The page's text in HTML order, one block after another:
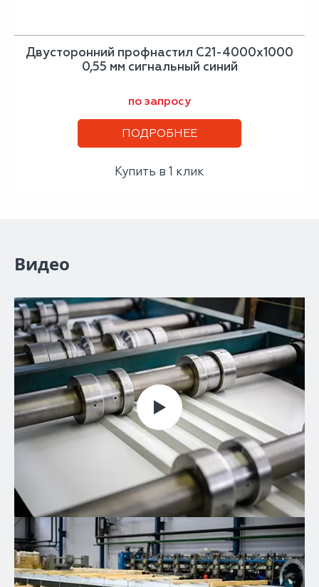
Двусторонний профнастил С21-4000х1000
0,55 мм сигнальный синий
по запросу
ПОДРОБНЕЕ
Купить в 1 клик
Видео